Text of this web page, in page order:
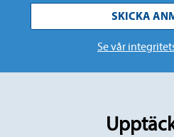
SKICKA
Se vår